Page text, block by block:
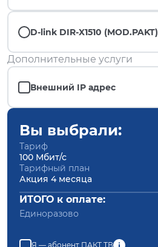
D-link DIR-X1510 (MOD.PAKT)
Дополнительные услуги
Внешний IP адрес
Вы выбрали:
Тариф
100 Мбит/с
Тарифный план
Акция 4 месяца
ИТОГО к оплате:
Единоразово
Я — абонент ПАКТ ТВ